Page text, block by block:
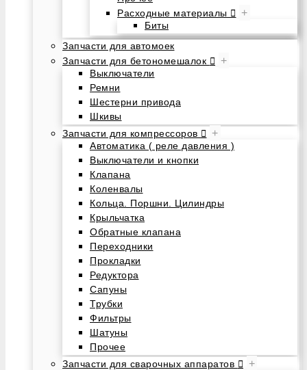
Расходные материалы
+
Биты
Запчасти для автомоек
Запчасти для бетономешалок
+
Выключатели
Ремни
Шестерни привода
Шкивы
Запчасти для компрессоров
+
Автоматика ( реле давления )
Выключатели и кнопки
Клапана
Коленвалы
Кольца. Поршни. Цилиндры
Крыльчатка
Обратные клапана
Переходники
Прокладки
Редуктора
Сапуны
Трубки
Фильтры
Шатуны
Прочее
Запчасти для сварочных аппаратов
+